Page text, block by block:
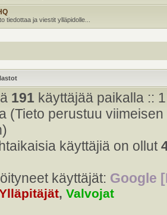
tiedottaa ja viestit ylläpidolle...
191 käyttäjää paikalla ::
(Tieto perustuu
käyttäjiä on ollut
käyttäjät: Google
, Valvojat